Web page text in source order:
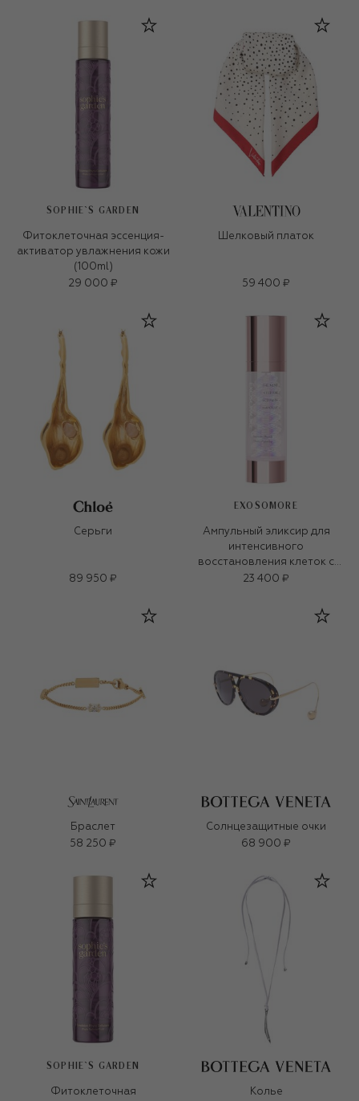
SOPHIE`S GARDEN
Фитоклеточная эссенция-
активатор увлажнения кожи
(100ml)
29 000 ₽
Шелковый платок
59 400 ₽
Серьги
89 950 ₽
EXOSOMORE
Ампульный эликсир для
интенсивного
восстановления клеток с
экзосомами (35ml)
23 400 ₽
Браслет
58 250 ₽
Солнцезащитные очки
68 900 ₽
SOPHIE`S GARDEN
Фитоклеточная
Колье